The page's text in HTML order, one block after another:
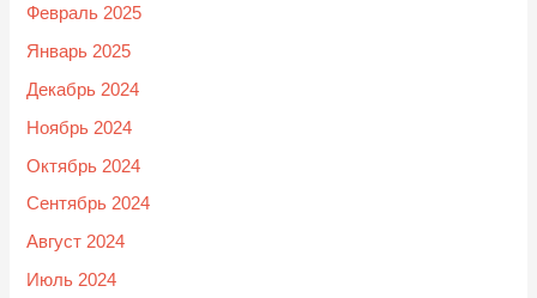
Февраль 2025
Январь 2025
Декабрь 2024
Ноябрь 2024
Октябрь 2024
Сентябрь 2024
Август 2024
Июль 2024